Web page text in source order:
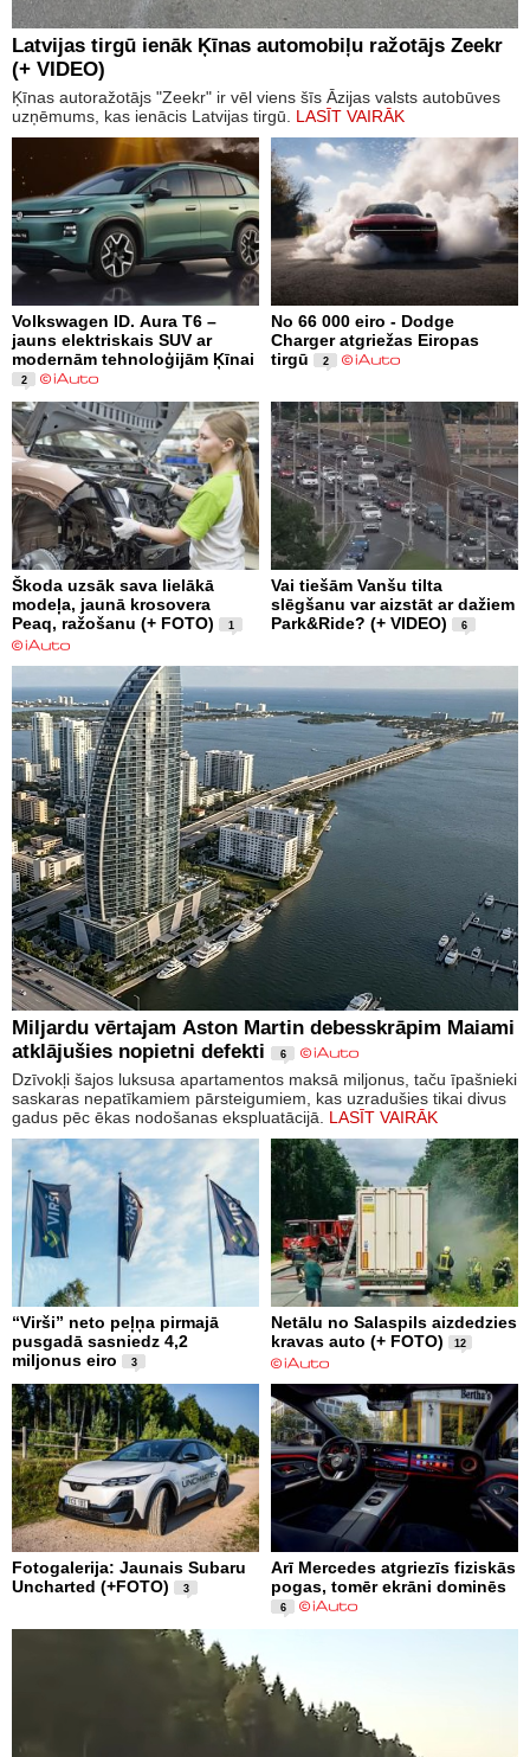
Latvijas tirgū ienāk Ķīnas automobiļu ražotājs Zeekr
(+ VIDEO)
Ķīnas autoražotājs "Zeekr" ir vēl viens šīs Āzijas valsts autobūves
uzņēmums, kas ienācis Latvijas tirgū. LASĪT VAIRĀK
Volkswagen ID. Aura T6 –
jauns elektriskais SUV ar
modernām tehnoloģijām Ķīnai
2
No 66 000 eiro - Dodge
Charger atgriežas Eiropas
tirgū
2
Škoda uzsāk sava lielākā
modeļa, jaunā krosovera
Peaq, ražošanu (+ FOTO)
1
Vai tiešām Vanšu tilta
slēgšanu var aizstāt ar dažiem
Park&Ride? (+ VIDEO)
6
Miljardu vērtajam Aston Martin debesskrāpim Maiami
atklājušies nopietni defekti
6
Dzīvokļi šajos luksusa apartamentos maksā miljonus, taču īpašnieki
saskaras nepatīkamiem pārsteigumiem, kas uzradušies tikai divus
gadus pēc ēkas nodošanas ekspluatācijā. LASĪT VAIRĀK
“Virši” neto peļņa pirmajā
pusgadā sasniedz 4,2
miljonus eiro
3
Netālu no Salaspils aizdedzies
kravas auto (+ FOTO)
12
Fotogalerija: Jaunais Subaru
Uncharted (+FOTO)
3
Arī Mercedes atgriezīs fiziskās
pogas, tomēr ekrāni dominēs
6